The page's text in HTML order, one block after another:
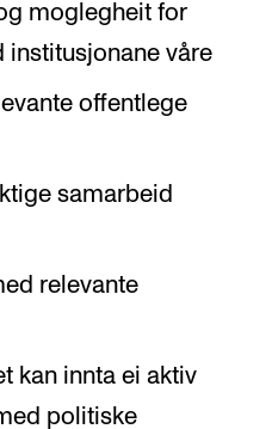
moglegheit for
institusjonane våre
offentlege
samarbeid
relevante
kan innta ei aktiv
politiske